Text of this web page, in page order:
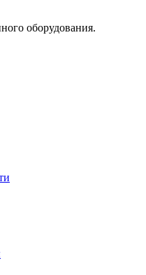
оборудования.